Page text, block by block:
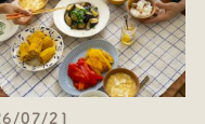
07/21